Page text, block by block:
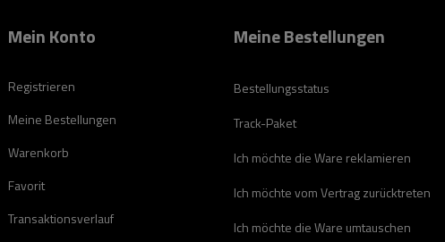
Mein Konto
Registrieren
Meine Bestellungen
Warenkorb
Favorit
Transaktionsverlauf
Meine Bestellungen
Bestellungsstatus
Track-Paket
Ich möchte die Ware reklamieren
Ich möchte vom Vertrag zurücktreten
Ich möchte die Ware umtauschen